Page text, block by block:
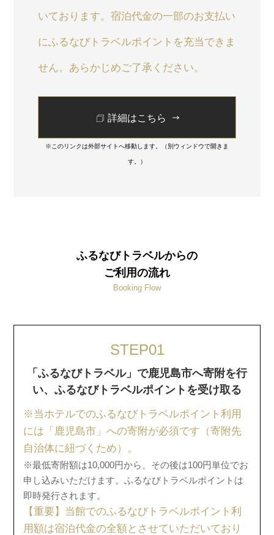
いております。宿泊代金の一部のお支払い
にふるなびトラベルポイントを充当できま
せん。あらかじめご了承ください。
詳細はこちら
※このリンクは外部サイトへ移動します。（別ウィンドウで開きま
す。）
ふるなびトラベルからの
ご利用の流れ
Booking Flow
STEP01
「ふるなびトラベル」で鹿児島市へ寄附を行
い、ふるなびトラベルポイントを受け取る
※当ホテルでのふるなびトラベルポイント利用
には「鹿児島市」への寄附が必須です（寄附先
自治体に紐づくため）。
※最低寄附額は10,000円から、その後は100円単位でお
申し込みいただけます。ふるなびトラベルポイントは
即時発行されます。
【重要】当館でのふるなびトラベルポイント利
用額は宿泊代金の全額とさせていただいており